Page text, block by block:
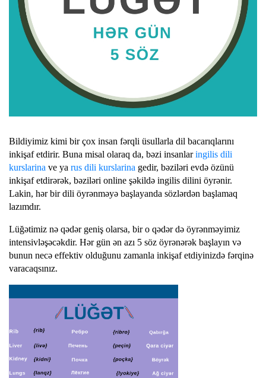
Bildiyimiz kimi bir çox insan fərqli üsullarla dil bacarıqlarını
inkişaf etdirir. Buna misal olaraq da, bəzi insanlaringilis dili
kurslarina ve ya rus dili kurslarina gedir, bəziləri evdə özünü
inkişaf etdirərək, bəziləri online şəkildə ingilis dilini öyrənir.
Lakin, hər bir dili öyrənməyə başlayanda sözlərdən başlamaq
lazımdır.
Lüğətimiz nə qədər geniş olarsa, bir o qədər də öyrənməyimiz
intensivləşəcəkdir. Hər gün ən azı 5 söz öyrənərək başlayın və
bunun necə effektiv olduğunu zamanla inkişaf etdiyinizdə fərqinə
varacaqsınız.